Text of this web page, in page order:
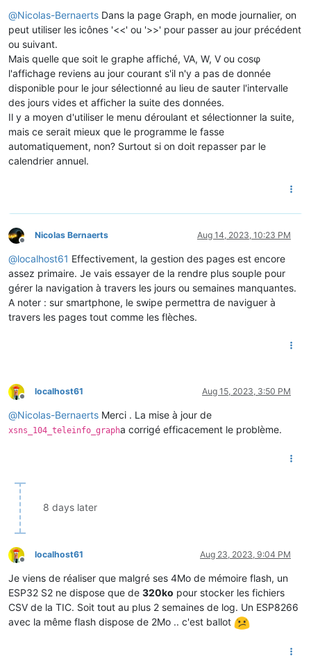
@Nicolas-Bernaerts Dans la page Graph, en mode journalier, on
peut utiliser les icônes '<<' ou '>>' pour passer au jour précédent
ou suivant.
Mais quelle que soit le graphe affiché, VA, W, V ou cosφ
l'affichage reviens au jour courant s'il n'y a pas de donnée
disponible pour le jour sélectionné au lieu de sauter l'intervalle
des jours vides et afficher la suite des données.
Il y a moyen d'utiliser le menu déroulant et sélectionner la suite,
mais ce serait mieux que le programme le fasse
automatiquement, non? Surtout si on doit repasser par le
calendrier annuel.
Offline
Nicolas Bernaerts Aug 14, 2023, 10:23 PM
@localhost61 Effectivement, la gestion des pages est encore
assez primaire. Je vais essayer de la rendre plus souple pour
gérer la navigation à travers les jours ou semaines manquantes.
A noter : sur smartphone, le swipe permettra de naviguer à
travers les pages tout comme les flèches.
Offline
localhost61 Aug 15, 2023, 3:50 PM
@Nicolas-Bernaerts Merci . La mise à jour de
xsns_104_teleinfo_grapha corrigé efficacement le problème.
8 days later
Offline
localhost61 Aug 23, 2023, 9:04 PM
Je viens de réaliser que malgré ses 4Mo de mémoire flash, un
ESP32 S2 ne dispose que de 320ko pour stocker les fichiers
CSV de la TIC. Soit tout au plus 2 semaines de log. Un ESP8266
avec la même flash dispose de 2Mo .. c'est ballot